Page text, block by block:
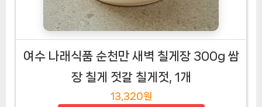
여수 나래식품 순천만 새벽 칠게장 300g 쌈
장 칠게 젓갈 칠게젓, 1개
13,320원